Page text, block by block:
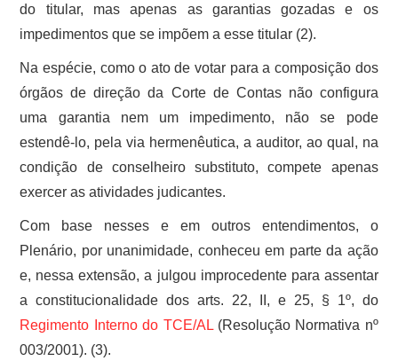
do titular, mas apenas as garantias gozadas e os
impedimentos que se impõem a esse titular (2).
Na espécie, como o ato de votar para a composição dos
órgãos de direção da Corte de Contas não configura
uma garantia nem um impedimento, não se pode
estendê-lo, pela via hermenêutica, a auditor, ao qual, na
condição de conselheiro substituto, compete apenas
exercer as atividades judicantes.
Com base nesses e em outros entendimentos, o
Plenário, por unanimidade, conheceu em parte da ação
e, nessa extensão, a julgou improcedente para assentar
a constitucionalidade dos arts. 22, II, e 25, § 1º, do
Regimento Interno do TCE/AL(Resolução Normativa nº
003/2001). (3).